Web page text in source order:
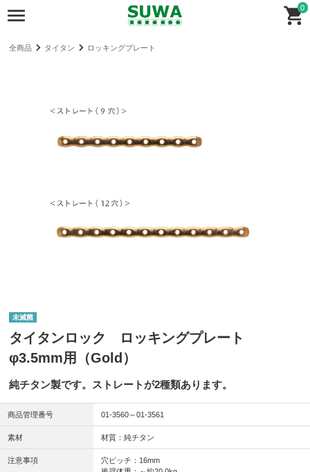
0
全商品 タイタン ロッキングプレート
未滅菌
タイタンロック ロッキングプレート
φ3.5mm用（Gold）
純チタン製です。ストレートが2種類あります。
商品管理番号 01-3560～01‐3561
素材 材質：純チタン
注意事項
穴ピッチ：16mm